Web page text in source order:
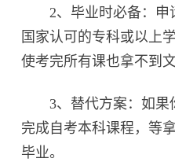
2、毕业时必备：申
国家认可的专科或以上
使考完所有课也拿不到文
3、替代方案：如果
完成自考本科课程，等
毕业。